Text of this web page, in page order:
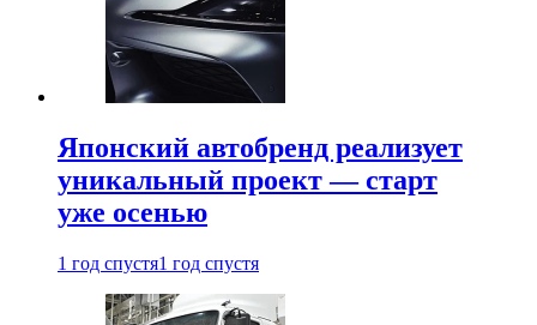
Японский автобренд реализует
уникальный проект — старт
уже осенью
1 год спустя1 год спустя